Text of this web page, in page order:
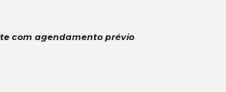
com agendamento prévio